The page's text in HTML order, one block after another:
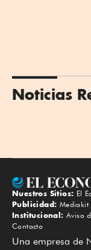
Noticias
Nuestros Sitios: El
Publicidad: Mediakit
Institucional: Aviso
Contacto
Una empresa de